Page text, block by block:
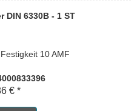
DIN 6330B - 1 ST
10 AMF
€ *